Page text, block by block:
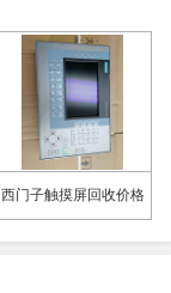
西门子触摸屏回收价格